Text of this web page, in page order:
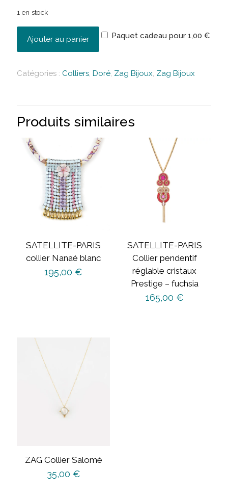
1 en stock
Ajouter au panier Paquet cadeau pour 1,00 €
Catégories : Colliers, Doré, Zag Bijoux, Zag Bijoux
Produits similaires
SATELLITE-PARIS
collier Nanaé blanc
195,00 €
SATELLITE-PARIS
Collier pendentif
réglable cristaux
Prestige – fuchsia
165,00 €
ZAG Collier Salomé
35,00 €